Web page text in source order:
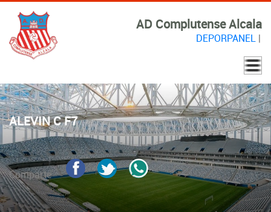
AD Complutense Alcala
DEPORPANEL|
ALEVIN C F7
Comparte